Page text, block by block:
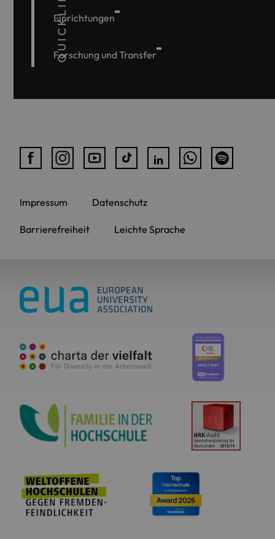
QUICKLINKS
Einrichtungen
Forschung und Transfer
Impressum Datenschutz
Barrierefreiheit Leichte Sprache